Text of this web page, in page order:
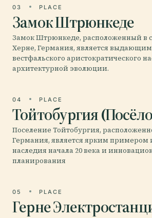
03 PLACE
Замок Штрюнкеде
Замок Штрюнкеде, расположенный в
Херне, Германия, является
вестфальского аристократического
архитектурной эволюции.
04 PLACE
Тойтобургия
Поселение Тойтобургия,
Германия, является ярким примером
наследия начала 20 века и
планирования
05 PLACE
Герне